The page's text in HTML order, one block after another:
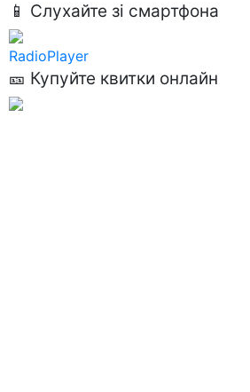
📱 Слухайте зі смартфона
RadioPlayer
🎫 Купуйте квитки онлайн